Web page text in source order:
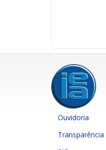
Ouvidoria
Transparência